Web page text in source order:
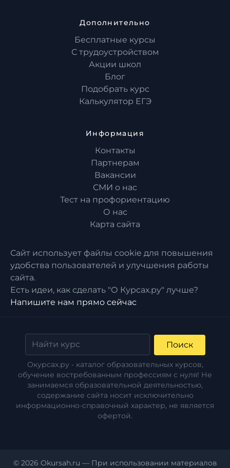
Дополнительно
Бесплатные курсы
С трудоустройством
Акции школ
Блог
Подобрать курс
Калькулятор ЕГЭ
Информация
Контакты
Партнерам
Вакансии
СМИ о нас
Тест на профориентацию
О нас
Карта сайта
Сайт использует файлы cookie для повышения
удобства пользователей и улучшения работы
сайта.
Есть идеи, как сделать "О Курсах.ру" лучше?
Напишите нам прямо сейчас
Поиск
Окурсах.ру - каталог образовательных курсов,
обучение востребованным профессиям с нуля! Не
занимаемся образовательной деятельностью,
содержание сайта носит исключительно
информационно-справочный характер, не является
офертой.
© 2026 Okursah.ru — При использовании материалов